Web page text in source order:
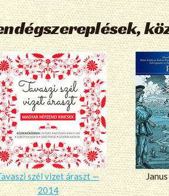
szél vizet áraszt —
2014